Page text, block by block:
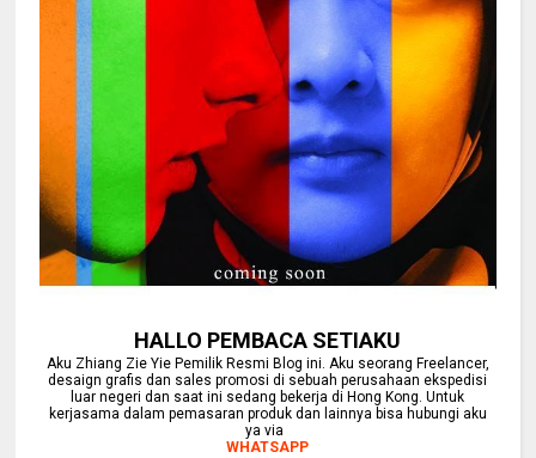
HALLO PEMBACA SETIAKU
Aku Zhiang Zie Yie Pemilik Resmi Blog ini. Aku seorang Freelancer,
desaign grafis dan sales promosi di sebuah perusahaan ekspedisi
luar negeri dan saat ini sedang bekerja di Hong Kong. Untuk
kerjasama dalam pemasaran produk dan lainnya bisa hubungi aku
ya via
WHATSAPP